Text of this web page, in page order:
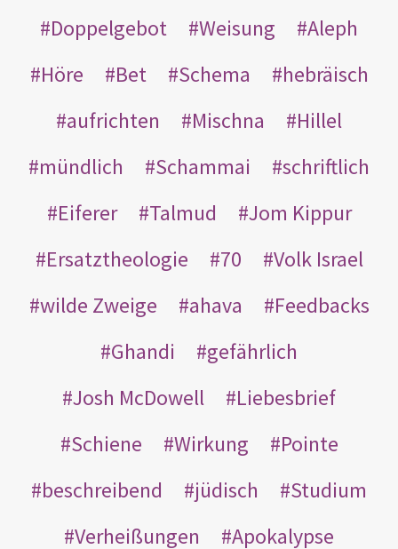
Doppelgebot
Weisung
Aleph
Höre
Bet Schema
hebräisch
aufrichten
Mischna
Hillel
mündlich
Schammai
schriftlich
Eiferer
Talmud
Jom Kippur
Ersatztheologie
70
Volk Israel
wilde Zweige
ahava
Feedbacks
Ghandi
gefährlich
Josh McDowell
Liebesbrief
Schiene
Wirkung
Pointe
beschreibend
jüdisch
Studium
Verheißungen
Apokalypse